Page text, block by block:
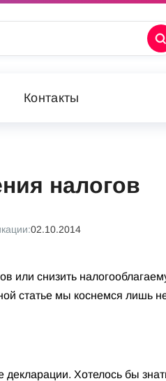
Контакты
налогов
02.10.2014
или снизить
статье мы коснемся лишь
Хотелось бы